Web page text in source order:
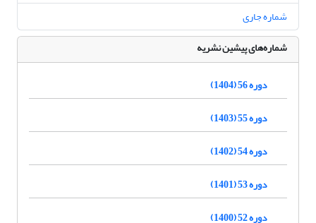
شماره جاری
شماره‌های پیشین نشریه
دوره 56 (1404)
دوره 55 (1403)
دوره 54 (1402)
دوره 53 (1401)
دوره 52 (1400)